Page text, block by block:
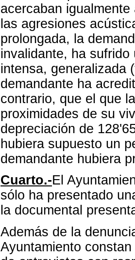
acercaban
las agresiones
prolongada, la
invalidante, ha
intensa, generalizada
demandante ha
contrario, que el que
proximidades de su
depreciación de
hubiera supuesto un
demandante hubiera
Cuarto.-El
sólo ha presentado
la documental
Además de la
Ayuntamiento